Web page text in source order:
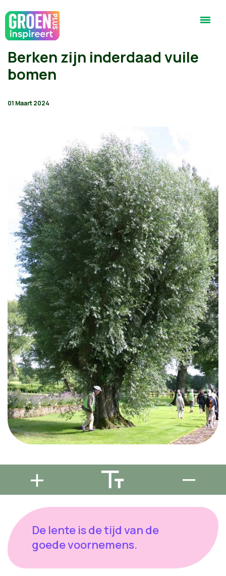
Berken zijn inderdaad vuile
bomen
01 Maart 2024
De lente is de tijd van de
goede voornemens.